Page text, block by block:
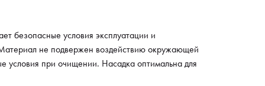
безопасные условия эксплуатации и
не подвержен воздействию окружающей
условия при очищении. Насадка оптимальна для